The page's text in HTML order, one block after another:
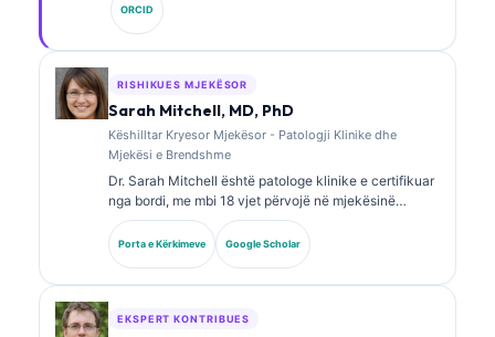
interpretimin e biomarkerëve dhe diagnostikimin
laboratorik në fusha të mjekësisë laboratorike.
ORCID
RISHIKUES MJEKËSOR
Sarah Mitchell, MD, PhD
Këshilltar Kryesor Mjekësor - Patologji Klinike dhe
Mjekësi e Brendshme
Dr. Sarah Mitchell është patologe klinike e certifikuar
nga bordi, me mbi 18 vjet përvojë në mjekësinë
laboratorike dhe analizën diagnostike. Ajo mban
certifikime të specializuara në kimi klinike dhe ka
publikuar gjerësisht mbi panelet e biomarkerëve dhe
Porta e Kërkimeve Google Scholar
EKSPERT KONTRIBUES